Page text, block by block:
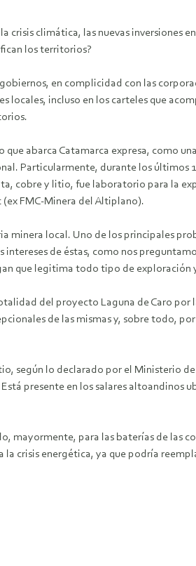
climática, las nuevas inversiones
los territorios?
en complicidad con las
locales, incluso en los carteles que
abarca Catamarca expresa, como
Particularmente, durante los últimos
cobre y litio, fue laboratorio para la
FMC-Minera del Altiplano).
local. Uno de los principales
de éstas, como nos
que legitima todo tipo de exploración
del proyecto Laguna de Caro por
de las mismas y, sobre todo,
según lo declarado por el Ministerio
presente en los salares altoandinos
mayormente, para las baterías de las
crisis energética, ya que podría